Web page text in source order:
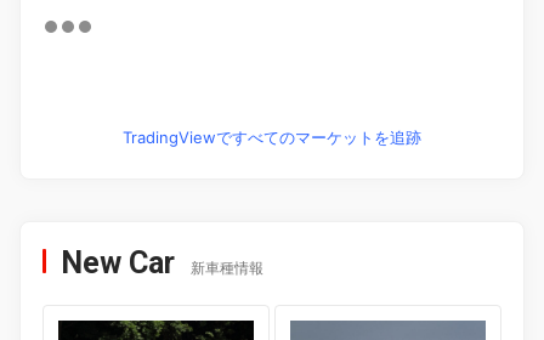
TradingViewですべてのマーケットを追跡
New Car 新車種情報